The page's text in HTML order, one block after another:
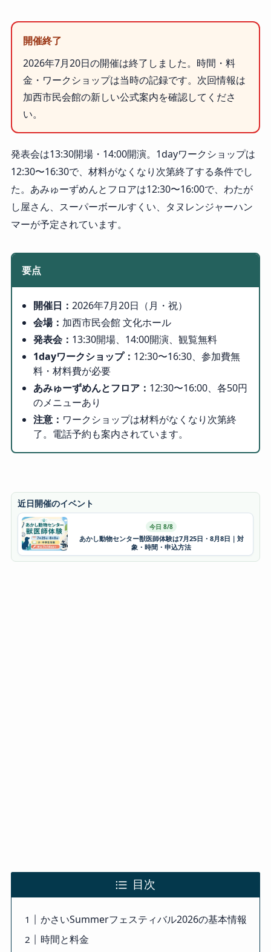
開催終了
2026年7月20日の開催は終了しました。時間・料
金・ワークショップは当時の記録です。次回情報は
加西市民会館の新しい公式案内を確認してくださ
い。
発表会は13:30開場・14:00開演。1dayワークショップは
12:30〜16:30で、材料がなくなり次第終了する条件でし
た。あみゅーずめんとフロアは12:30〜16:00で、わたが
し屋さん、スーパーボールすくい、タヌレンジャーハン
マーが予定されています。
要点
開催日：2026年7月20日（月・祝）
会場： 加西市民会館 文化ホール
発表会： 13:30開場、14:00開演、観覧無料
1dayワークショップ： 12:30〜16:30、参加費無
料・材料費が必要
あみゅーずめんとフロア： 12:30〜16:00、各50円
のメニューあり
注意： ワークショップは材料がなくなり次第終
了。電話予約も案内されています。
近日開催のイベント
今日 8/8
あかし動物センター獣医師体験は7月25日・8月8日｜対
象・時間・申込方法
目次
かさいSummerフェスティバル2026の基本情報
時間と料金